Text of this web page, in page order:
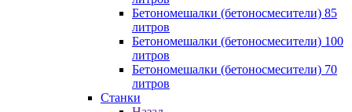
Бетономешалки (бетоносмесители) 85
литров
Бетономешалки (бетоносмесители) 100
литров
Бетономешалки (бетоносмесители) 70
литров
Станки